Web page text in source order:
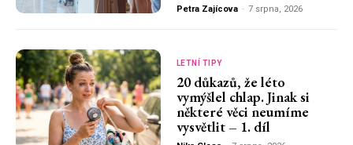
Petra Zajícova - 7 srpna, 2026
LETNÍ TIPY
20 důkazů, že léto
vymýšlel chlap. Jinak si
některé věci neumíme
vysvětlit – 1. díl